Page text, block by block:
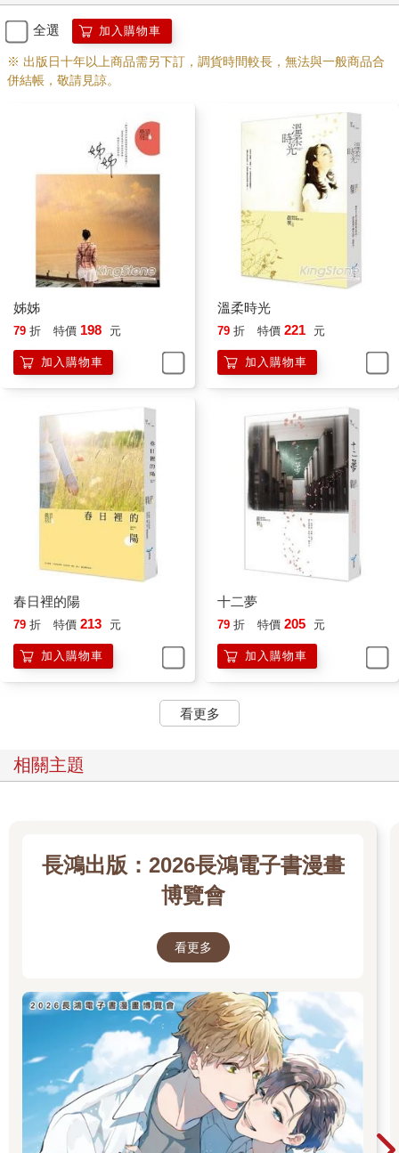
泳了，又是怎麼申請進德役的？」
「這我就不知道了，我只是……不忍心看她的天賦被埋沒，她真
的是很難得的天才，要是她永遠放棄游泳就太可惜了。」韓宗珉
吶吶地說。
「會嗎？」夏沛然聳肩。
「當然！不過你說到重點了，既然她會轉來德役，表示她內心深
處應該並未完全放棄游泳，只是需要一段時間擺脫過去的陰影。
你想想，如果我能幫她擺脫陰影，重新加入游泳隊，這樣不只教
練高興，我也……夏沛然你有沒有在聽我說話？」見夏沛然吊兒
郎當地對窗外路過的學姊燦笑揮手，韓宗珉不高興地大聲嚷嚷。
「有有有，我有在聽，但我覺得你太多管閒事了。你不去理她，
她終究也會進游泳隊的。」夏沛然懶洋洋打了個呵欠。
「為什麼？」
「不然呢？沒有天才游泳少女的光環，她在德役不就沒了用
處？」
「你何必說成這樣？」韓宗珉擰眉。
本來就是，還是她還有其他過人的才華？是聰明到不行的學霸？
這一串話把韓宗珉問倒了，「我、我不確定，她功課不錯，但不
算頂尖。據我所知，她家境也很普通，沒聽說過有什麼人
「這就對啦，沒財力沒背景，又沒有能力的學生，根本別想進德
役。若她不肯為德役一展長才，可是會被唾棄的。既然享受了德
役的資源，也該有所付出。你也是這麼努力過來的，不是嗎？」
夏沛然這話說得涼薄，儘管是不爭的事實，韓宗珉還是感覺內心
五味雜陳，卻也不得不認同，不管馮瑞軒內心的創傷有多深，既
然選擇來到德役，終有一天還是得迫於壓力而低頭。
畢竟他們和夏沛然這種人身分不同。
全選 加入購物車
※ 出版日十年以上商品需另下訂，調貨時間較長，無法與一般商品合
併結帳，敬請見諒。
姊姊
79 折 特價 198 元
加入購物車
溫柔時光
79 折 特價 221 元
加入購物車
春日裡的陽
79 折 特價 213 元
加入購物車
十二夢
79 折 特價 205 元
加入購物車
看更多
相關主題
長鴻出版：2026長鴻電子書漫畫
博覽會
看更多